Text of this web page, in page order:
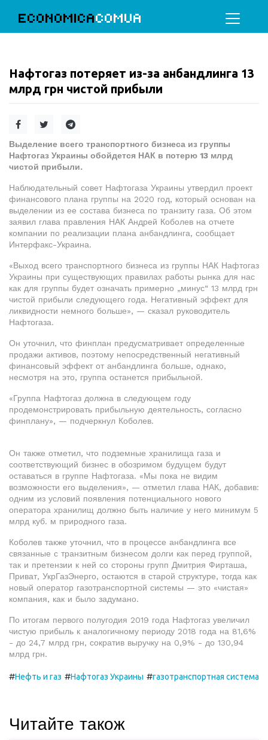
ECONOMICACOMUA
Нафтогаз потеряет из-за анбандлинга 13
млрд грн чистой прибыли
Выделение всего транспортного бизнеса из группы
Нафтогаз Украины обойдется НАК в потерю 13 млрд
чистой прибыли.
Наблюдательный совет Нафтогаза Украины утвердил проект
финансового плана группы на 2020 год, который основан на
выделении из ее состава бизнеса по транзиту газа. Об этом
заявил глава правления НАК Андрей Коболев на отчете
компании по реализации плана анбандлинга, сообщает
Интерфакс-Украина.
«Выход всего транспортного бизнеса из группы НАК Нафтогаз
Украины при существующих правилах работы рынка для нас
как для группы будет означать примерно „минус“ 13 млрд грн
чистой прибыли следующего года. Негативный эффект для
ликвидности немного больше», — сказал руководитель
Нафтогаза.
Он уточнил, что финплан предусматривает определенные
продажи активов, поэтому непосредственный негативный
финансовый эффект от анбандлинга больше, однако,
несмотря на это, группа останется прибыльной.
«Группа Нафтогаз должна в следующем году
продемонстрировать прибыльную деятельность, согласно
финплану», — подчеркнул Коболев.
Он также отметил, что подземные хранилища газа и
соответствующий бизнес в обозримом будущем будут
оставаться в группе Нафтогаза. «Мы пока не видим
возможности его выделения», — отметил глава НАК, добавив:
одним из условий появления потенциального нового
оператора хранилищ должно быть наличие у него минимум 5
млрд куб. м природного газа.
Коболев также уточнил, что в процессе анбандлинга все
связанные с транзитным бизнесом долги как перед группой,
так и претензии к ней со стороны групп Дмитрия Фирташа,
Приват, УкрГазЭнерго, остаются в старой структуре, тогда как
новый оператор газотранспортной системы — это «чистая»
компания, как и было задумано.
По итогам первого полугодия 2019 года Нафтогаз увеличил
чистую прибыль к аналогичному периоду 2018 года на 81,6%
- до 24,7 млрд грн, сократив выручку на 0,9% - до 130,94
млрд грн.
#Нефть и газ #Нафтогаз Украины #газотранспортная система
Читайте також